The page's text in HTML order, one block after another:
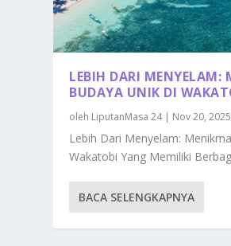
LEBIH DARI
BUDAYA UNIK DI
oleh LiputanMasa 24| Nov 20, 2025
Lebih Dari Menyelam:
Wakatobi Yang Memiliki
BACA SELENGKAPNYA